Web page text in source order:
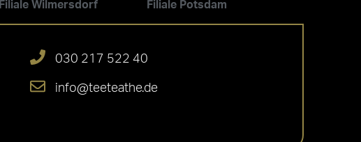
Filiale Wilmersdorf Filiale Potsdam
030 217 522 40
info@teeteathe.de